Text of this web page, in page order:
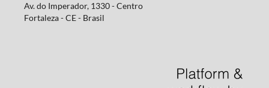
Av. do Imperador, 1330 - Centro
Fortaleza - CE - Brasil